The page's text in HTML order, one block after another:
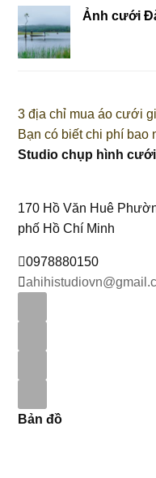
Ảnh cưới
3 địa chỉ mua áo cưới
Bạn có biết chi phí
Studio chụp hình
170 Hồ Văn Huê
phố Hồ Chí Minh
0978880150
Bản đồ